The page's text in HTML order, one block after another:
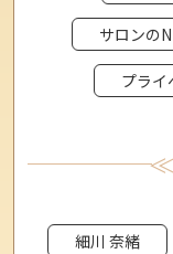
サロンの
プライ
細川 奈緒